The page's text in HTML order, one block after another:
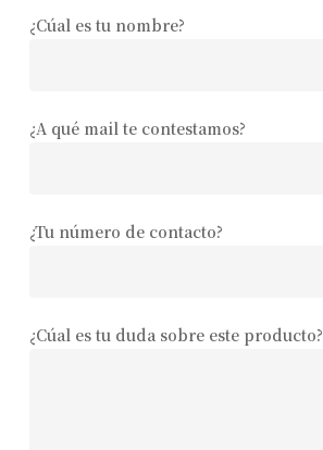
¿Cúal es tu nombre?
¿A qué mail te contestamos?
¿Tu número de contacto?
¿Cúal es tu duda sobre este producto?